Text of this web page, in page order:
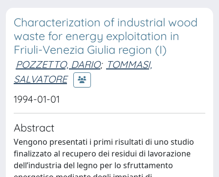
Characterization of industrial wood
waste for energy exploitation in
Friuli-Venezia Giulia region (I)
POZZETTO, DARIO; TOMMASI,
SALVATORE
1994-01-01
Abstract
Vengono presentati i primi risultati di uno studio
finalizzato al recupero dei residui di lavorazione
dell’industria del legno per lo sfruttamento